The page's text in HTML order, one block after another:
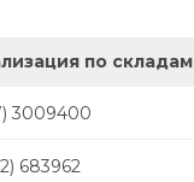
по складам
3009400
683962